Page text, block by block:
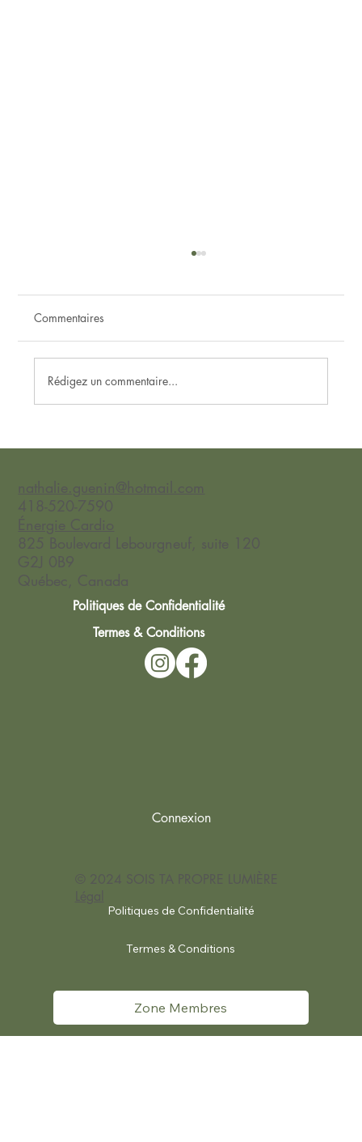
Commentaires
Rédigez un commentaire...
Politiques de Confidentialité
Termes & Conditions
Connexion
nathalie.guenin@hotmail.com
418-520-7590
Énergie Cardio
825 Boulevard Lebourgneuf, suite 120
G2J 0B9
Québec, Canada
Politiques de Confidentialité
Termes & Conditions
Zone Membres
© 2024 SOIS TA PROPRE LUMIÈRE
Légal